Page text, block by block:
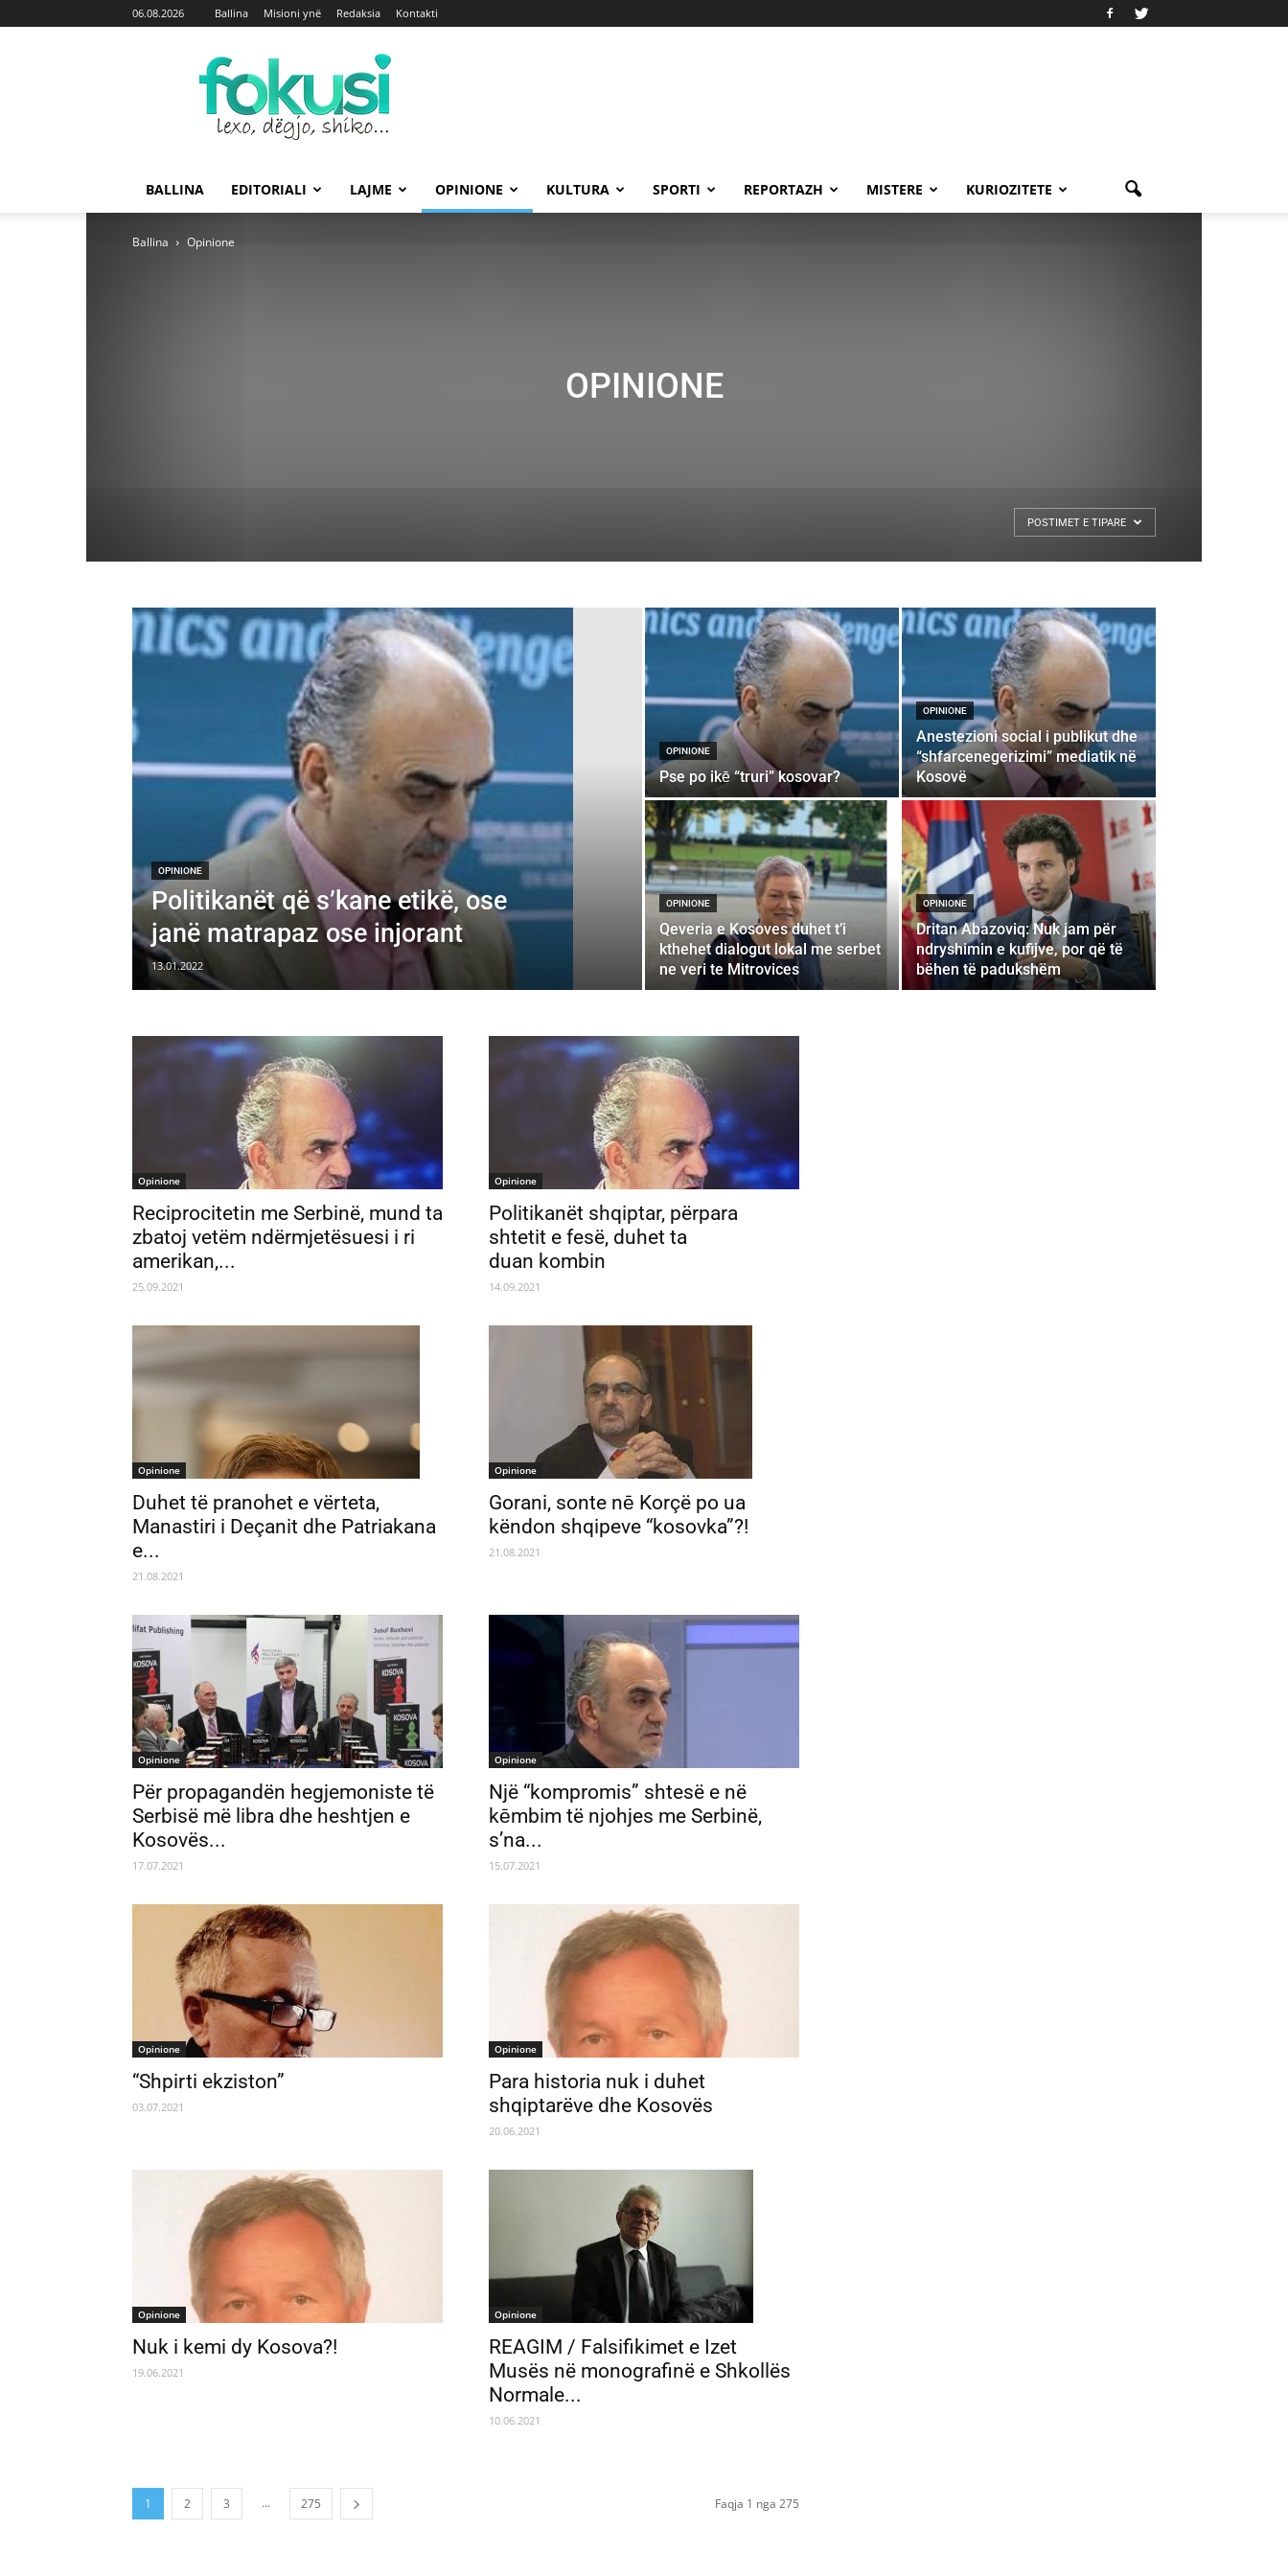
06.08.2026 Ballina Misioni ynë Redaksia Kontakti
Fokusi
BALLINA EDITORIALI LAJME OPINIONE KULTURA SPORTI REPORTAZH MISTERE KURIOZITETE
Ballina Opinione
OPINIONE
POSTIMET E TIPARE
OPINIONE
Politikanët që s’kane etikë, ose
janë matrapaz ose injorant
13.01.2022
OPINIONE
Pse po ikē “truri” kosovar?
OPINIONE
Anestezioni social i publikut dhe
“shfarcenegerizimi” mediatik në
Kosovë
OPINIONE
Qeveria e Kosoves duhet t’i
kthehet dialogut lokal me serbet
ne veri te Mitrovices
OPINIONE
Dritan Abazoviq: Nuk jam për
ndryshimin e kufijve, por që të
bëhen të padukshëm
Opinione
Reciprocitetin me Serbinë, mund ta
zbatoj vetëm ndërmjetësuesi i ri
amerikan,...
25.09.2021
Opinione
Politikanët shqiptar, përpara
shtetit e fesë, duhet ta
duan kombin
14.09.2021
Opinione
Duhet të pranohet e vërteta,
Manastiri i Deçanit dhe Patriakana
e...
21.08.2021
Opinione
Gorani, sonte nē Korçë po ua
këndon shqipeve “kosovka”?!
21.08.2021
Opinione
Për propagandën hegjemoniste të
Serbisë më libra dhe heshtjen e
Kosovës...
17.07.2021
Opinione
Një “kompromis” shtesë e në
kēmbim të njohjes me Serbinë,
s’na...
15.07.2021
Opinione
“Shpirti ekziston”
03.07.2021
Opinione
Para historia nuk i duhet
shqiptarëve dhe Kosovës
20.06.2021
Opinione
Nuk i kemi dy Kosova?!
19.06.2021
Opinione
REAGIM / Falsifikimet e Izet
Musës në monografinë e Shkollës
Normale...
10.06.2021
1 2 3 ... 275 Faqja 1 nga 275